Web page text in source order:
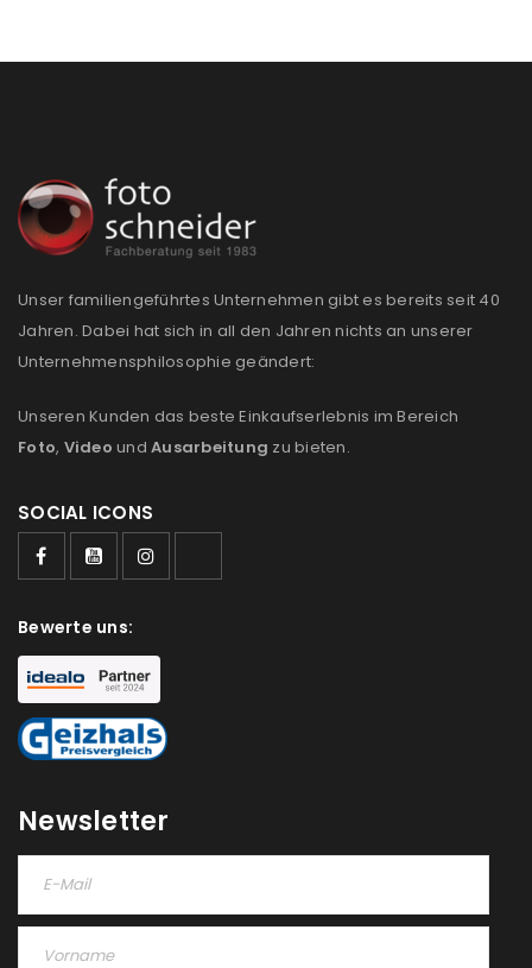
Benutzername oder E-Mail-Adresse
Passwort*
Anmeldeformular geschützt durch
Angemeldet bleiben
Unser familiengeführtes Unternehmen gibt es bereits seit 40
Jahren. Dabei hat sich in all den Jahren nichts an unserer
Unternehmensphilosophie geändert:
Unseren Kunden das beste Einkaufserlebnis im Bereich
Foto, Video und Ausarbeitung zu bieten.
SOCIAL ICONS
Bewerte uns:
Newsletter